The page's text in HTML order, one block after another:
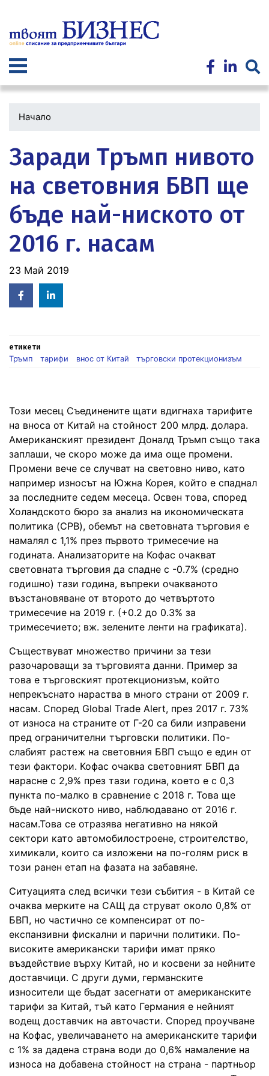
към
основното
Начало
Заради Тръмп нивото
на световния БВП ще
бъде най-ниското от
2016 г. насам
23 Май 2019
Facebook
in
етикети
Тръмп
тарифи внос от Китай търговски протекционизъм
Този месец Съединените щати вдигнаха тарифите
на вноса от Китай на стойност 200 млрд. долара.
Американският президент Доналд Тръмп също така
заплаши, че скоро може да има още промени.
Промени вече се случват на световно ниво, като
например износът на Южна Корея, който е спаднал
за последните седем месеца. Освен това, според
Холандското бюро за анализ на икономическата
политика (CPB), обемът на световната търговия е
намалял с 1,1% през първото тримесечие на
годината. Анализаторите на Кофас очакват
световната търговия да спадне с -0.7% (средно
годишно) тази година, въпреки очакваното
възстановяване от второто до четвъртото
тримесечие на 2019 г. (+0.2 до 0.3% за
тримесечието; вж. зелените ленти на графиката).
Съществуват множество причини за тези
разочароващи за търговията данни. Пример за
това е търговският протекционизъм, който
непрекъснато нараства в много страни от 2009 г.
насам. Според Global Trade Alert, през 2017 г. 73%
от износа на страните от Г-20 са били изправени
пред ограничителни търговски политики. По-
слабият растеж на световния БВП също е един от
тези фактори. Кофас очаква световният БВП да
нарасне с 2,9% през тази година, което е с 0,3
пункта по-малко в сравнение с 2018 г. Това ще
бъде най-ниското ниво, наблюдавано от 2016 г.
насам.Това се отразява негативно на някой
сектори като автомобилостроене, строителство,
химикали, които са изложени на по-голям риск в
този ранен етап на фазата на забавяне.
Ситуацията след всички тези събития - в Китай се
очаква мерките на САЩ да струват около 0,8% от
БВП, но частично се компенсират от по-
експанзивни фискални и парични политики. По-
високите американски тарифи имат пряко
въздействие върху Китай, но и косвени за нейните
доставчици. С други думи, германските
износители ще бъдат засегнати от американските
тарифи за Китай, тъй като Германия е нейният
водещ доставчик на авточасти. Според проучване
на Кофас, увеличаването на американските тарифи
с 1% за дадена страна води до 0,6% намаление на
износа на добавена стойност на страна - партньор